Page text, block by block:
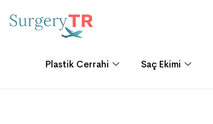
Plastik Cerrahi Saç Ekimi